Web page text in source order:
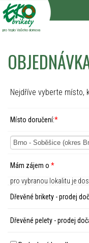
pro teplo Vašeho domova
Nejdříve vyberte místo,
Místo doručení:*
Mám zájem o *
pro vybranou lokalitu je
Dřevěné brikety - prodej
Dřevěné pelety - prodej